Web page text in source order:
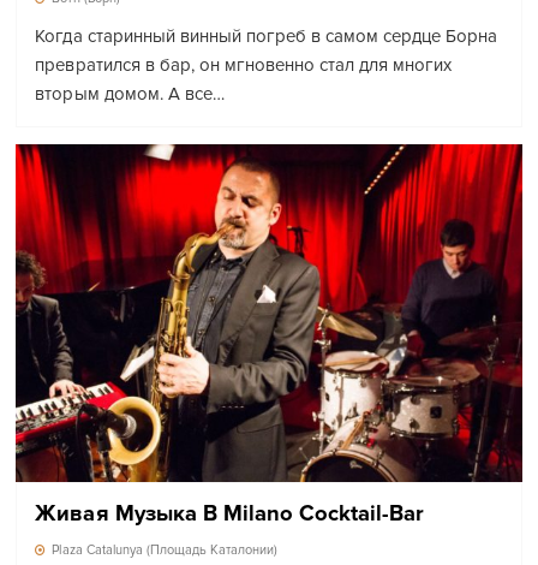
Когда старинный винный погреб в самом сердце Борна
превратился в бар, он мгновенно стал для многих
вторым домом. А все…
Живая Музыка В Milano Cocktail-Bar
Plaza Catalunya (Площадь Каталонии)